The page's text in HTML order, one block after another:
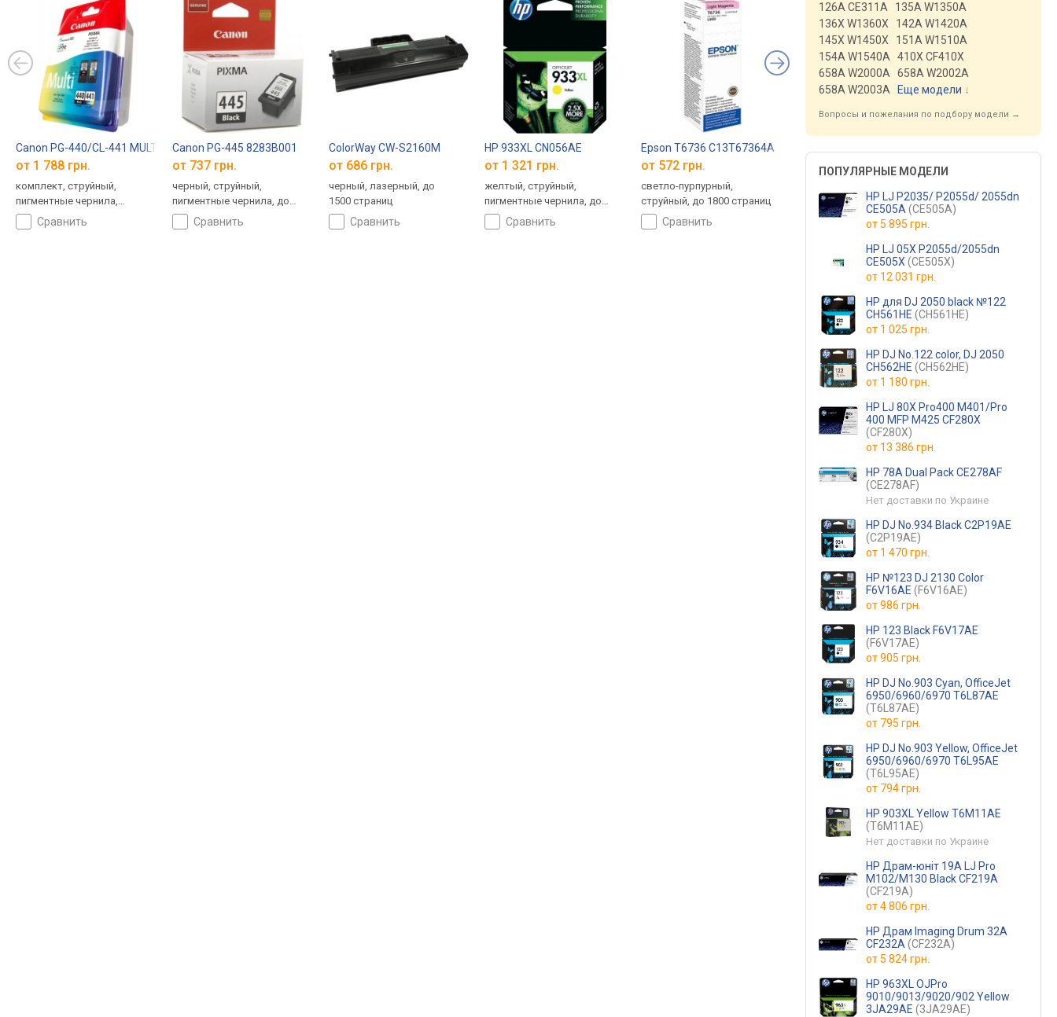
Canon PG-440/CL-441 MULTI 5219B005
от 1 788 грн.
комплект, струйный,
пигментные чернила,
водорастворимые чернила,
до 360 страниц
сравнить
Canon PG-445 8283B001
от 737 грн.
черный, струйный,
пигментные чернила, до
180 страниц
сравнить
ColorWay CW-S2160M
от 686 грн.
черный, лазерный, до
1500 страниц
сравнить
HP 933XL CN056AE
от 1 321 грн.
желтый, струйный,
пигментные чернила, до
825 страниц, объем: 9 мл
сравнить
Epson T6736 C13T67364A
от 572 грн.
светло-пурпурный,
струйный, до 1800 страниц
сравнить
от 1 399 грн.
термосублимационный, до
108 страниц
сравнить
1000 страниц
126A CE311A
135A W1350A
136X W1360X
142A W1420A
145X W1450X
151A W1510A
154A W1540A
410X CF410X
658A W2000A
658A W2002A
658A W2003A
Еще модели ↓
Вопросы и пожелания по подбору модели →
ПОПУЛЯРНЫЕ МОДЕЛИ
HP LJ P2035/ P2055d/ 2055dn
CE505A (CE505A)
от5 895 грн.
HP LJ 05X P2055d/2055dn
CE505X (CE505X)
от 12 031 грн.
HP для DJ 2050 black №122
CH561HE (CH561HE)
от 1 025 грн.
HP DJ No.122 color, DJ 2050
CH562HE (CH562HE)
от 1 180 грн.
HP LJ 80X Pro400 M401/Pro
400 MFP M425 CF280X
(CF280X)
от 13 386 грн.
HP 78A Dual Pack CE278AF
(CE278AF)
Нет доставки по Украине
HP DJ No.934 Black C2P19AE
(C2P19AE)
от 1 470 грн.
HP №123 DJ 2130 Color
F6V16AE (F6V16AE)
от986 грн.
HP 123 Black F6V17AE
(F6V17AE)
от905 грн.
HP DJ No.903 Cyan, OfficeJet
6950/6960/6970 T6L87AE
(T6L87AE)
от 795 грн.
HP DJ No.903 Yellow, OfficeJet
6950/6960/6970 T6L95AE
(T6L95AE)
от 794 грн.
HP 903XL Yellow T6M11AE
(T6M11AE)
Нет доставки по Украине
HP Драм-юніт 19A LJ Pro
M102/M130 Black CF219A
(CF219A)
от4 806 грн.
HP Драм Imaging Drum 32A
CF232A (CF232A)
от5 824 грн.
HP 963XL OJPro
9010/9013/9020/902 Yellow
3JA29AE (3JA29AE)